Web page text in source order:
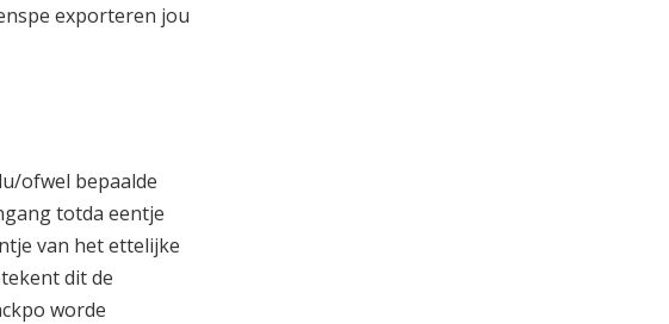
exporteren jou
ofwel bepaalde
totda eentje
van het ettelijke
dit de
worde